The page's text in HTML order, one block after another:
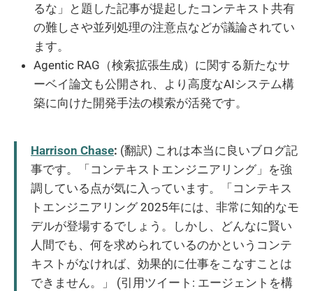
るな」と題した記事が提起したコンテキスト共有
の難しさや並列処理の注意点などが議論されてい
ます。
Agentic RAG（検索拡張生成）に関する新たなサ
ーベイ論文も公開され、より高度なAIシステム構
築に向けた開発手法の模索が活発です。
Harrison Chase: (翻訳) これは本当に良いブログ記
事です。「コンテキストエンジニアリング」を強
調している点が気に入っています。「コンテキス
トエンジニアリング 2025年には、非常に知的なモ
デルが登場するでしょう。しかし、どんなに賢い
人間でも、何を求められているのかというコンテ
キストがなければ、効果的に仕事をこなすことは
できません。」 (引用ツイート: エージェントを構